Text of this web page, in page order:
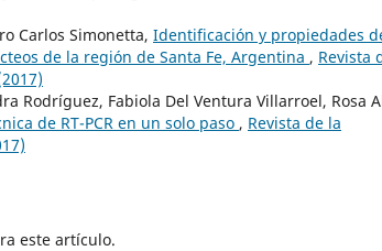
Carlos Simonetta, Identificación y propiedades
de la región de Santa Fe, Argentina , Revista
Rodríguez, Fabiola Del Ventura Villarroel, Rosa
de RT-PCR en un solo paso , Revista de la
este artículo.